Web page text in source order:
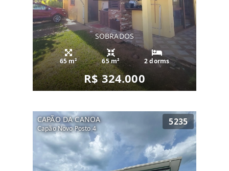
SOBRADOS
65 m² 65 m² 2 dorms
R$ 324.000
CAPÃO DA CANOA
Capão Novo Posto 4
5235